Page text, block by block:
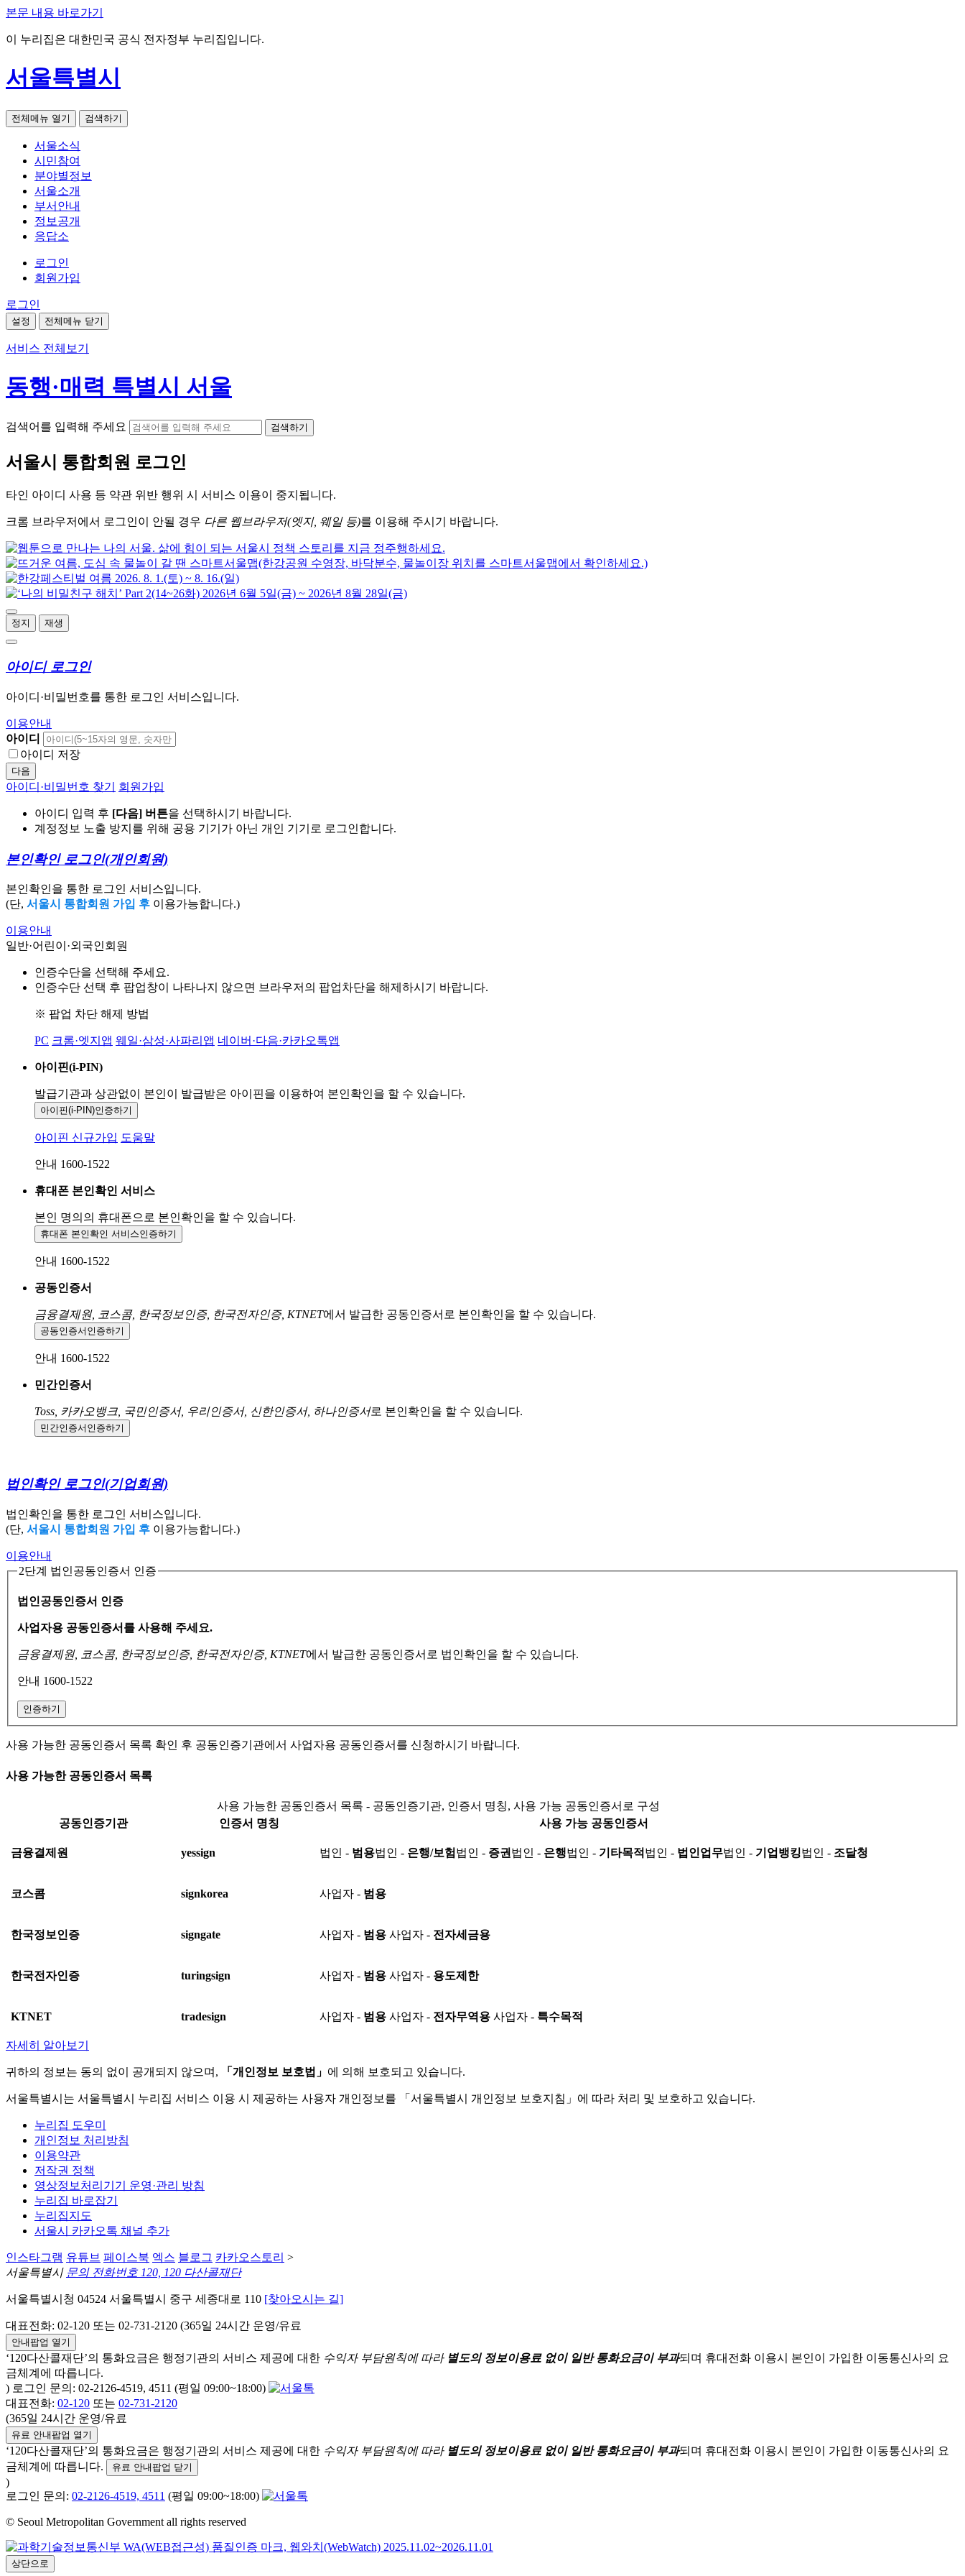
본문 내용 바로가기
이 누리집은 대한민국 공식 전자정부 누리집입니다.
서울특별시
전체메뉴 열기 검색하기
서울소식
시민참여
분야별정보
서울소개
부서안내
정보공개
응답소
로그인
회원가입
로그인
설정 전체메뉴 닫기
서비스 전체보기
동행·매력 특별시 서울
검색어를 입력해 주세요 검색하기
서울시 통합회원 로그인
타인 아이디 사용 등 약관 위반 행위 시 서비스 이용이 중지됩니다.
크롬 브라우저에서 로그인이 안될 경우 다른 웹브라우저(엣지, 웨일 등)를 이용해 주시기 바랍니다.
정지 재생
아이디 로그인
아이디·비밀번호를 통한 로그인 서비스입니다.
이용안내
아이디
아이디 저장
다음
아이디·비밀번호 찾기 회원가입
아이디 입력 후 [다음] 버튼을 선택하시기 바랍니다.
계정정보 노출 방지를 위해 공용 기기가 아닌 개인 기기로 로그인합니다.
본인확인 로그인(개인회원)
본인확인을 통한 로그인 서비스입니다.
(단, 서울시 통합회원 가입 후 이용가능합니다.)
이용안내
일반·어린이·외국인회원
인증수단을 선택해 주세요.
인증수단 선택 후 팝업창이 나타나지 않으면 브라우저의 팝업차단을 해제하시기 바랍니다.
※ 팝업 차단 해제 방법
PC 크롬·엣지앱 웨일·삼성·사파리앱 네이버·다음·카카오톡앱
아이핀(i-PIN)
발급기관과 상관없이 본인이 발급받은 아이핀을 이용하여 본인확인을 할 수 있습니다.
아이핀(i-PIN)인증하기
아이핀 신규가입 도움말
안내 1600-1522
휴대폰 본인확인 서비스
본인 명의의 휴대폰으로 본인확인을 할 수 있습니다.
휴대폰 본인확인 서비스인증하기
안내 1600-1522
공동인증서
금융결제원, 코스콤, 한국정보인증, 한국전자인증, KTNET에서 발급한 공동인증서로 본인확인을 할 수 있습니다.
공동인증서 인증하기
안내 1600-1522
민간인증서
Toss, 카카오뱅크, 국민인증서, 우리인증서, 신한인증서, 하나인증서로 본인확인을 할 수 있습니다.
민간인증서 인증하기
법인확인 로그인(기업회원)
법인확인을 통한 로그인 서비스입니다.
(단, 서울시 통합회원 가입 후 이용가능합니다.)
이용안내
2단계 법인공동인증서 인증
법인공동인증서 인증
사업자용 공동인증서를 사용해 주세요.
금융결제원, 코스콤, 한국정보인증, 한국전자인증, KTNET에서 발급한 공동인증서로 법인확인을 할 수 있습니다.
안내 1600-1522
인증하기
사용 가능한 공동인증서 목록 확인 후 공동인증기관에서 사업자용 공동인증서를 신청하시기 바랍니다.
사용 가능한 공동인증서 목록
사용 가능한 공동인증서 목록 - 공동인증기관, 인증서 명칭, 사용 가능 공동인증서로 구성
공동인증기관
인증서 명칭 사용 가능 공동인증서
금융결제원 yessign 법인 - 범용법인 - 은행/보험 법인 - 증권 법인 - 은행법인 - 기타목적 법인 - 법인업무법인 - 기업뱅킹법인 - 조달청
코스콤 signkorea 사업자 - 범용
한국정보인증 signgate 사업자 - 범용 사업자 - 전자세금용
한국전자인증 turingsign 사업자 - 범용 사업자 - 용도제한
KTNET tradesign 사업자 - 범용 사업자 - 전자무역용 사업자 - 특수목적
자세히 알아보기
귀하의 정보는 동의 없이 공개되지 않으며, 「개인정보 보호법」 에 의해 보호되고 있습니다.
서울특별시는 서울특별시 누리집 서비스 이용 시 제공하는 사용자 개인정보를 「서울특별시 개인정보 보호지침」에 따라 처리 및 보호하고 있습니다.
누리집 도우미
개인정보 처리방침
이용약관
저작권 정책
영상정보처리기기 운영·관리 방침
누리집 바로잡기
누리집지도
서울시 카카오톡 채널 추가
인스타그램 유튜브 페이스북 엑스 블로그 카카오스토리 >
서울특별시 문의 전화번호 120, 120 다산콜재단
서울특별시청 04524 서울특별시 중구 세종대로 110 [찾아오시는 길]
대표전화: 02-120 또는 02-731-2120 (365일 24시간 운영/유료
안내팝업 열기
‘120다산콜재단’의 통화요금은 행정기관의 서비스 제공에 대한 수익자 부담원칙에 따라 별도의 정보이용료 없이 일반 통화요금이 부과되며 휴대전화 이용시 본인이 가입한 이동통신사의 요
금체계에 따릅니다.
) 로그인 문의: 02-2126-4519, 4511 (평일 09:00~18:00)
대표전화: 02-120 또는 02-731-2120
(365일 24시간 운영/유료
유료 안내팝업 열기
‘120다산콜재단’의 통화요금은 행정기관의 서비스 제공에 대한 수익자 부담원칙에 따라 별도의 정보이용료 없이 일반 통화요금이 부과되며 휴대전화 이용시 본인이 가입한 이동통신사의 요
금체계에 따릅니다.
유료 안내팝업 닫기
)
로그인 문의: 02-2126-4519, 4511 (평일 09:00~18:00)
© Seoul Metropolitan Government all rights reserved
상단으로